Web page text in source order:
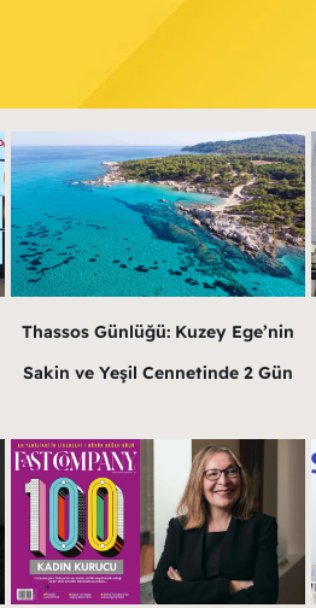
Thassos Günlüğü: Kuzey Ege’nin
Sakin ve Yeşil Cennetinde 2 Gün